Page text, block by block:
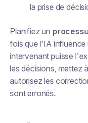
la prise de
Planifiez un
fois que l'IA influence
intervenant puisse
les décisions, mettez
autorisez les
sont erronés.